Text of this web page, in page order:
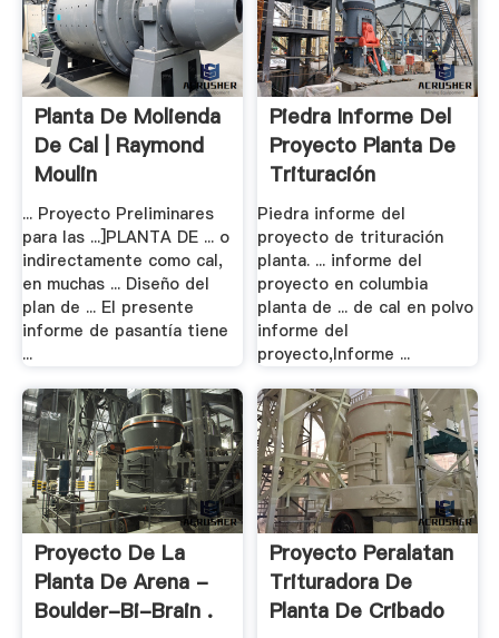
Planta De Molienda
De Cal | Raymond
Moulin
... Proyecto Preliminares
para las ...]PLANTA DE ... o
indirectamente como cal,
en muchas ... Diseño del
plan de ... El presente
informe de pasantía tiene
...
Piedra Informe Del
Proyecto Planta De
Trituración
Piedra informe del
proyecto de trituración
planta. ... informe del
proyecto en columbia
planta de ... de cal en polvo
informe del
proyecto,Informe ...
Proyecto De La
Planta De Arena -
Boulder-Bi-Brain .
Proyecto Peralatan
Trituradora De
Planta De Cribado